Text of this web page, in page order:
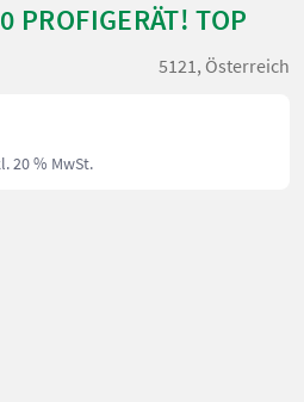
TOP
5121, Österreich
20 % MwSt.